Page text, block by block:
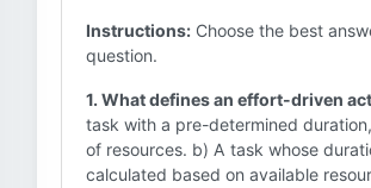
Instructions: Choose the best
question.
1. What defines an effort-driven
task with a pre-determined
of resources. b) A task whose
calculated based on available